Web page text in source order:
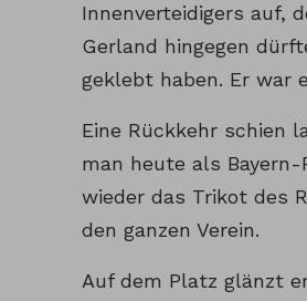
Innenverteidigers auf,
Gerland hingegen
geklebt haben. Er war
Eine Rückkehr schien
man heute als
wieder das Trikot des
den ganzen Verein.
Auf dem Platz glänzt